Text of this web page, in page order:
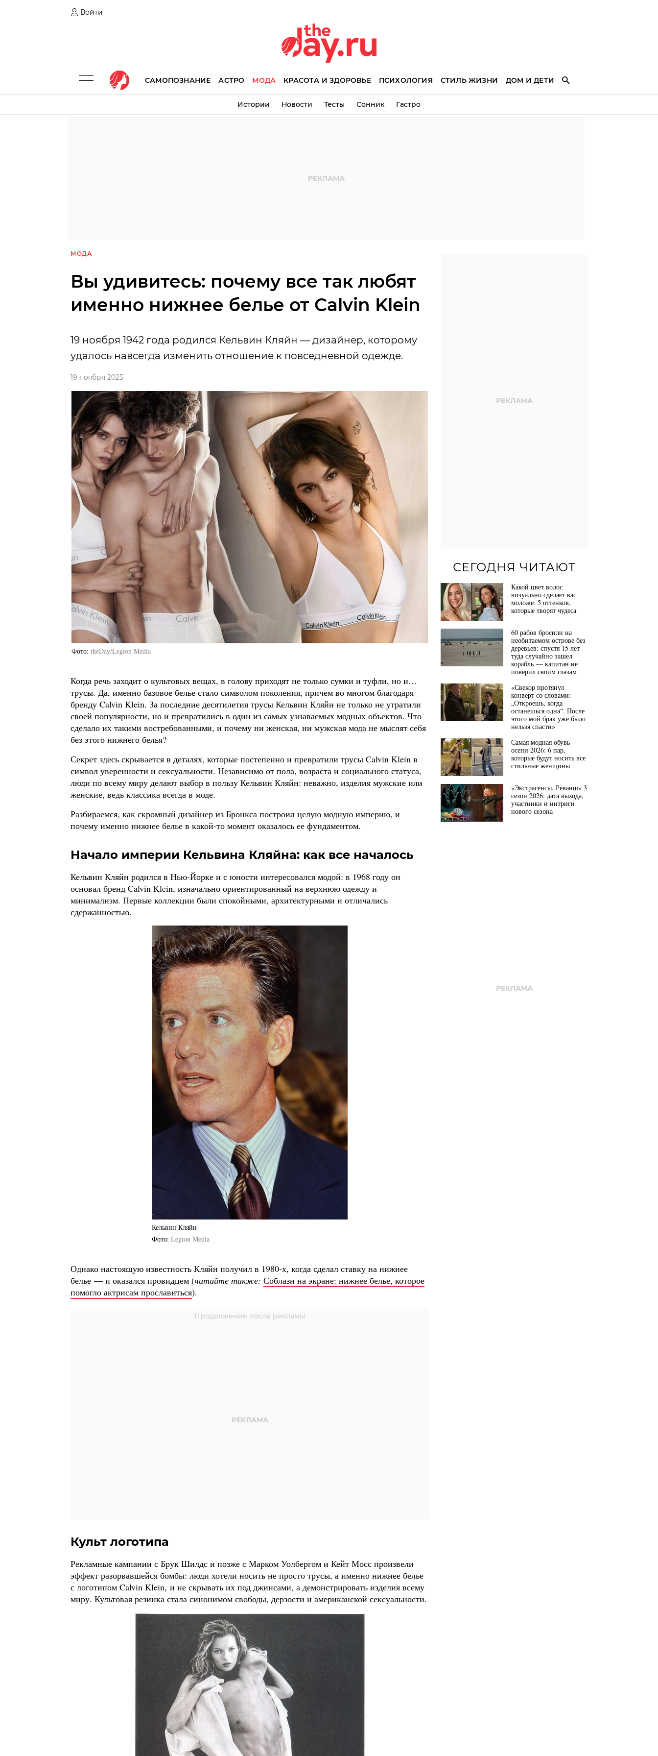
Войти
САМОПОЗНАНИЕ АСТРО МОДА КРАСОТА И ЗДОРОВЬЕ ПСИХОЛОГИЯ СТИЛЬ ЖИЗНИ ДОМ И ДЕТИ
Истории Новости Тесты Сонник Гастро
МОДА
Вы удивитесь: почему все так любят
именно нижнее белье от Calvin Klein
19 ноября 1942 года родился Кельвин Кляйн — дизайнер, которому
удалось навсегда изменить отношение к повседневной одежде.
19 ноября 2025
Фото theDay/Legion Media
Когда речь заходит о культовых вещах, в голову приходят не только сумки и туфли, но и…
трусы. Да, именно базовое белье стало символом поколения, причем во многом благодаря
бренду Calvin Klein. За последние десятилетия трусы Кельвин Кляйн не только не утратили
своей популярности, но и превратились в один из самых узнаваемых модных объектов. Что
сделало их такими востребованными, и почему ни женская, ни мужская мода не мыслят себя
без этого нижнего белья?
Секрет здесь скрывается в деталях, которые постепенно и превратили трусы Calvin Klein в
символ уверенности и сексуальности. Независимо от пола, возраста и социального статуса,
люди по всему миру делают выбор в пользу Кельвин Кляйн: неважно, изделия мужские или
женские, ведь классика всегда в моде.
Разбираемся, как скромный дизайнер из Бронкса построил целую модную империю, и
почему именно нижнее белье в какой-то момент оказалось ее фундаментом.
Начало империи Кельвина Кляйна: как все началось
Кельвин Кляйн родился в Нью-Йорке и с юности интересовался модой: в 1968 году он
основал бренд Calvin Klein, изначально ориентированный на верхнюю одежду и
минимализм. Первые коллекции были спокойными, архитектурными и отличались
сдержанностью.
Кельвин Кляйн
Фото Legion Media
Однако настоящую известность Кляйн получил в 1980‑х, когда сделал ставку на нижнее
белье — и оказался провидцем (читайте также: Соблазн на экране: нижнее белье, которое
помогло актрисам прославиться).
Культ логотипа
Рекламные кампании с Брук Шилдс и позже с Марком Уолбергом и Кейт Мосс произвели
эффект разорвавшейся бомбы: люди хотели носить не просто трусы, а именно нижнее белье
с логотипом Calvin Klein, и не скрывать их под джинсами, а демонстрировать изделия всему
миру. Культовая резинка стала синонимом свободы, дерзости и американской сексуальности.
СЕГОДНЯ ЧИТАЮТ
Какой цвет волос
визуально сделает вас
моложе: 5 оттенков,
которые творят чудеса
60 рабов бросили на
необитаемом острове без
деревьев: спустя 15 лет
туда случайно зашел
корабль — капитан не
поверил своим глазам
«Свекор протянул
конверт со словами:
„Откроешь, когда
останешься одна“. После
этого мой брак уже было
нельзя спасти»
Самая модная обувь
осени 2026: 6 пар,
которые будут носить все
стильные женщины
«Экстрасенсы. Реванш» 3
сезон 2026: дата выхода,
участники и интриги
нового сезона